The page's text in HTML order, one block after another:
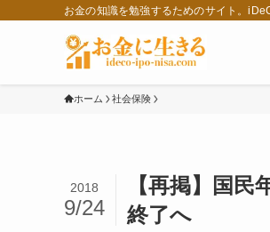
お金の知識を勉強するためのサイト。
ホーム 社会保険
【再掲】国
終了へ
2018
9/24